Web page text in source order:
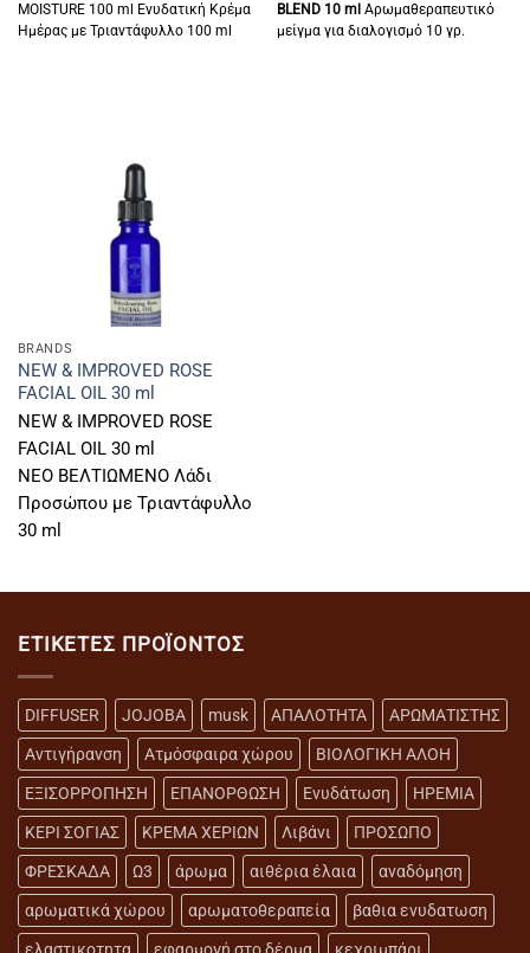
MOISTURE 100 ml Ενυδατική Kρέμα
Hμέρας με Τριαντάφυλλο 100 ml
BLEND 10 ml Αρωμαθεραπευτικό
μείγμα για διαλογισμό 10 γρ.
BRANDS
NEW & IMPROVED ROSE
FACIAL OIL 30 ml
NEW & IMPROVED ROSE
FACIAL OIL 30 ml
ΝΕΟ ΒΕΛΤΙΩΜΕΝΟ Λάδι
Προσώπου με Τριαντάφυλλο
30 ml
ΕΤΙΚΈΤΕΣ ΠΡΟΪΌΝΤΟΣ
DIFFUSER JOJOBA musk ΑΠΑΛΟΤΗΤΑ ΑΡΩΜΑΤΙΣΤΗΣ
Αντιγήρανση Ατμόσφαιρα χώρου ΒΙΟΛΟΓΙΚΗ ΑΛΟΗ
ΕΞΙΣΟΡΡΟΠΗΣΗ ΕΠΑΝΟΡΘΩΣΗ Ενυδάτωση ΗΡΕΜΙΑ
ΚΕΡΙ ΣΟΓΙΑΣ ΚΡΕΜΑ ΧΕΡΙΩΝ Λιβάνι ΠΡΟΣΩΠΟ
ΦΡΕΣΚΑΔΑ Ω3 άρωμα αιθέρια έλαια αναδόμηση
αρωματικά χώρου αρωματοθεραπεία βαθια ενυδατωση